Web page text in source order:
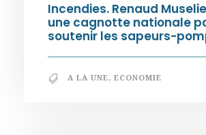
Incendies. Renaud
une cagnotte nationale
soutenir les sapeurs-
A LA UNE, ECONOMIE